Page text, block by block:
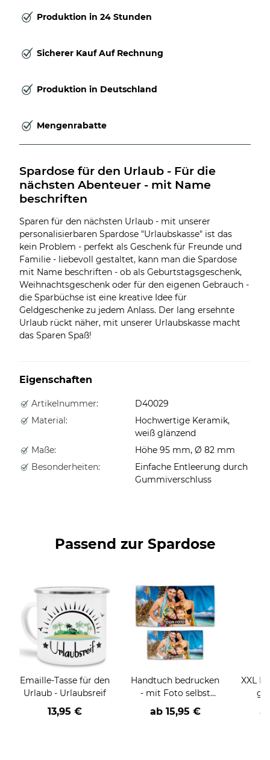
Produktion in 24 Stunden
Sicherer Kauf Auf Rechnung
Produktion in Deutschland
Mengenrabatte
Spardose für den Urlaub - Für die
nächsten Abenteuer - mit Name
beschriften
Sparen für den nächsten Urlaub - mit unserer
personalisierbaren Spardose "Urlaubskasse" ist das
kein Problem - perfekt als Geschenk für Freunde und
Familie - liebevoll gestaltet, kann man die Spardose
mit Name beschriften - ob als Geburtstagsgeschenk,
Weihnachtsgeschenk oder für den eigenen Gebrauch -
die Sparbüchse ist eine kreative Idee für
Geldgeschenke zu jedem Anlass. Der lang ersehnte
Urlaub rückt näher, mit unserer Urlaubskasse macht
das Sparen Spaß!
Eigenschaften
Artikelnummer:
D40029
Material:
Hochwertige Keramik,
weiß glänzend
Maße:
Höhe 95 mm, Ø 82 mm
Besonderheiten:
Einfache Entleerung durch
Gummiverschluss
Passend zur Spardose
Emaille-Tasse für den
Urlaub - Urlaubsreif
13,95 €
Handtuch bedrucken
- mit Foto selbst
gestalten - in zwei
Größen und zwei
ab 15,95 €
XXL